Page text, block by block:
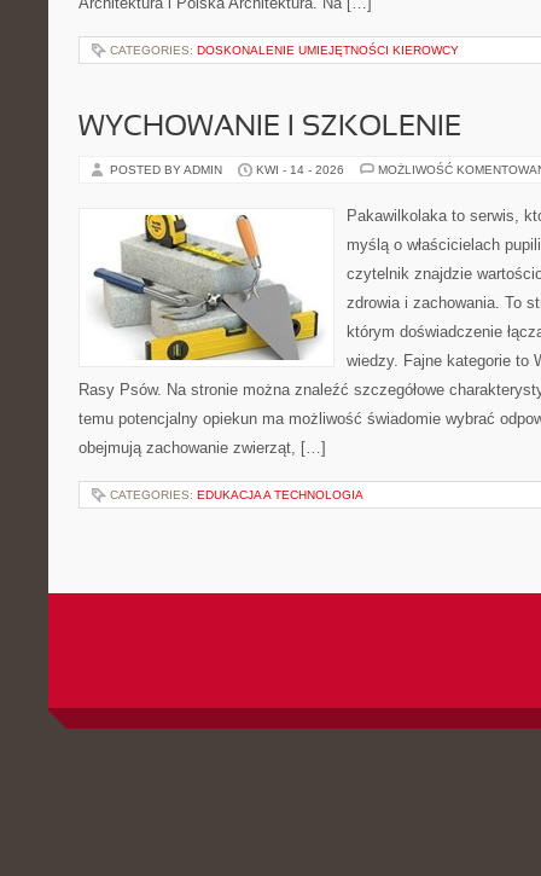
CATEGORIES: DOSKONALENIE UMIEJĘTNOŚCI KIEROWCY
WYCHOWANIE I SZKOLENIE
POSTED BY ADMIN KWI - 14 - 2026 MOŻLIWOŚĆ
Pakawilkolaka to serwis,
myślą o właścicielach
czytelnik znajdzie
zdrowia i zachowania. To
którym doświadczenie
wiedzy. Fajne kategorie to
Rasy Psów. Na stronie można znaleźć szczegółowe
temu potencjalny opiekun ma możliwość świadomie wybrać
obejmują zachowanie zwierząt, […]
CATEGORIES: EDUKACJA A TECHNOLOGIA